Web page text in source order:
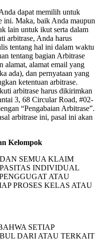
dapat memilih untuk
ini. Maka, baik Anda maupun
lain untuk ikut serta dalam
arbitrase, Anda harus
tentang hal ini dalam waktu
tentang bagian Arbitrase
alamat, alamat email yang
ada), dan pernyataan yang
ketentuan arbitrase.
arbitrase harus dikirimkan
3, 68 Circular Road, #02-
“Pengabaian Arbitrase”.
arbitrase ini, pasal ini akan
Kelompok
SEMUA KLAIM
INDIVIDUAL
ATAU
PROSES KELAS ATAU
SETIAP
DARI ATAU TERKAIT